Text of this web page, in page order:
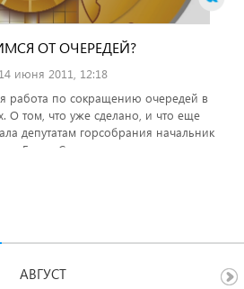
ОТ ОЧЕРЕДЕЙ?
14 июня 2011, 12:18
работа по сокращению очередей в
О том, что уже сделано, и что еще
депутатам горсобрания начальник
Елена Симонова.
АВГУСТ